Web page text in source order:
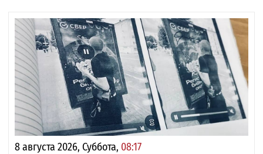
8 августа 2026, Суббота, 08:17